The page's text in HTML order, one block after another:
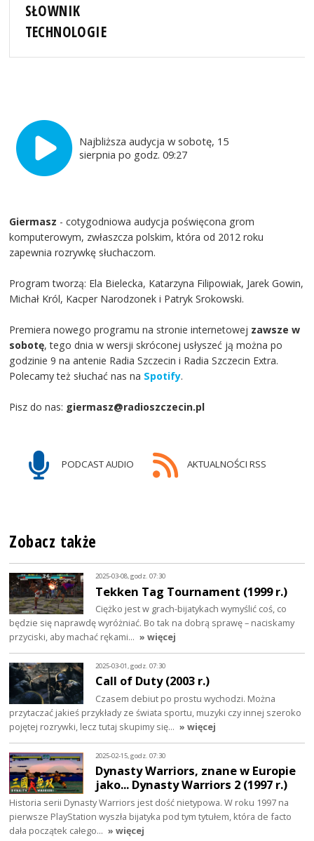
SŁOWNIK
TECHNOLOGIE
Najbliższa audycja w sobotę, 15
sierpnia po godz. 09:27
Giermasz - cotygodniowa audycja poświęcona grom
komputerowym, zwłaszcza polskim, która od 2012 roku
zapewnia rozrywkę słuchaczom.
Program tworzą: Ela Bielecka, Katarzyna Filipowiak, Jarek Gowin,
Michał Król, Kacper Narodzonek i Patryk Srokowski.
Premiera nowego programu na stronie internetowej zawsze w
sobotę, tego dnia w wersji skróconej usłyszeć ją można po
godzinie 9 na antenie Radia Szczecin i Radia Szczecin Extra.
Polecamy też słuchać nas na Spotify.
Pisz do nas: giermasz@radioszczecin.pl
PODCAST AUDIO AKTUALNOŚCI RSS
Zobacz także
2025-03-08, godz. 07:30
Tekken Tag Tournament (1999 r.)
Ciężko jest w grach-bijatykach wymyślić coś, co
będzie się naprawdę wyróżniać. Bo tak na dobrą sprawę – naciskamy
przyciski, aby machać rękami… » więcej
2025-03-01, godz. 07:30
Call of Duty (2003 r.)
Czasem debiut po prostu wychodzi. Można
przytaczać jakieś przykłady ze świata sportu, muzyki czy innej szeroko
pojętej rozrywki, lecz tutaj skupimy się… » więcej
2025-02-15, godz. 07:30
Dynasty Warriors, znane w Europie
jako... Dynasty Warriors 2 (1997 r.)
Historia serii Dynasty Warriors jest dość nietypowa. W roku 1997 na
pierwsze PlayStation wyszła bijatyka pod tym tytułem, która de facto
dała początek całego… » więcej